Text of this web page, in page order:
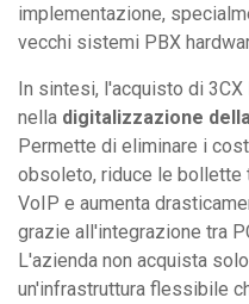
implementazione,
vecchi sistemi PBX
In sintesi, l'acquisto di
nella digitalizzazione
Permette di eliminare i
obsoleto, riduce le
VoIP e aumenta
grazie all'integrazione tra
L'azienda non acquista
un'infrastruttura flessibile